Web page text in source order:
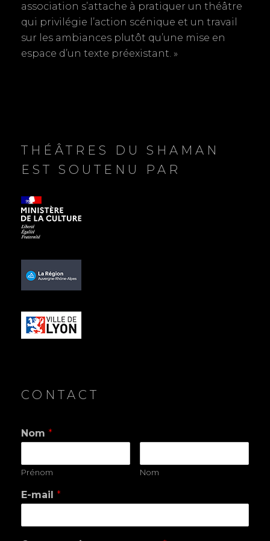
r
t
i
association s’attache à pratiquer un théâtre
qui privilégie l’action scénique et un travail
sur les ambiances plutôt qu’une mise en
espace d’un texte préexistant. »
THÉÂTRES DU SHAMAN
EST SOUTENU PAR
CONTACT
Nom *
Prénom Nom
E-mail *